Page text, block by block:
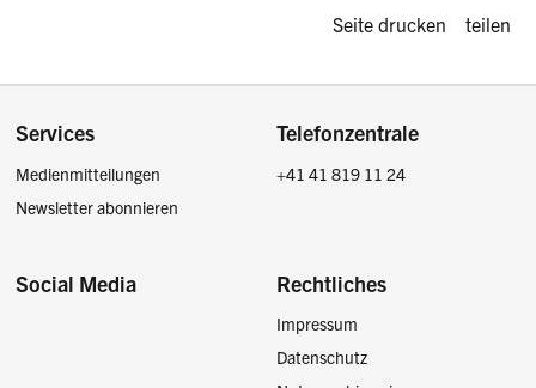
Diese Seite
Seite drucken teilen
Footer
Services
Medienmitteilungen
Newsletter abonnieren
Telefonzentrale
+41 41 819 11 24
Social Media Rechtliches
Impressum
Datenschutz